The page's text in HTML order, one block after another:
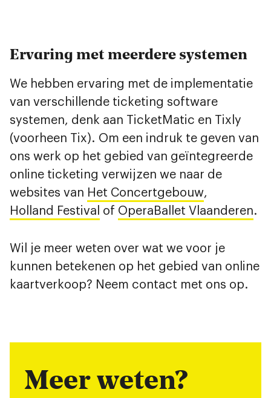
Ervaring met meerdere systemen
We hebben ervaring met de implementatie
van verschillende ticketing software
systemen, denk aan TicketMatic en Tixly
(voorheen Tix). Om een indruk te geven van
ons werk op het gebied van geïntegreerde
online ticketing verwijzen we naar de
websites van Het Concertgebouw,
Holland Festival of OperaBallet Vlaanderen.
Wil je meer weten over wat we voor je
kunnen betekenen op het gebied van online
kaartverkoop? Neem contact met ons op.
Meer weten?